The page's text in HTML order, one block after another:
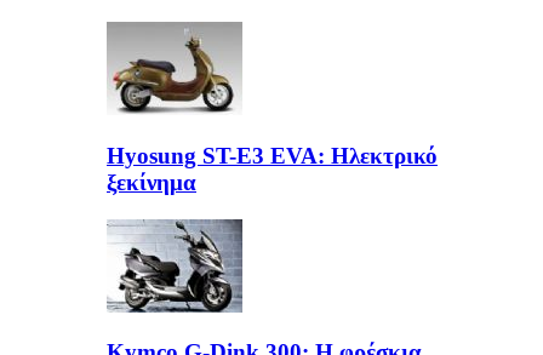
Hyosung ST-E3 EVA: Ηλεκτρικό
ξεκίνημα